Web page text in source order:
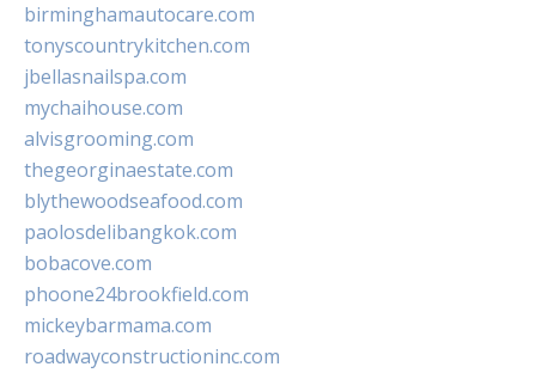
birminghamautocare.com
tonyscountrykitchen.com
jbellasnailspa.com
mychaihouse.com
alvisgrooming.com
thegeorginaestate.com
blythewoodseafood.com
paolosdelibangkok.com
bobacove.com
phoone24brookfield.com
mickeybarmama.com
roadwayconstructioninc.com